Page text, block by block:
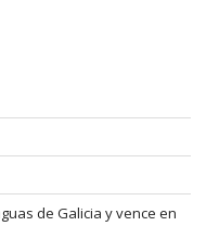
de Galicia y vence en